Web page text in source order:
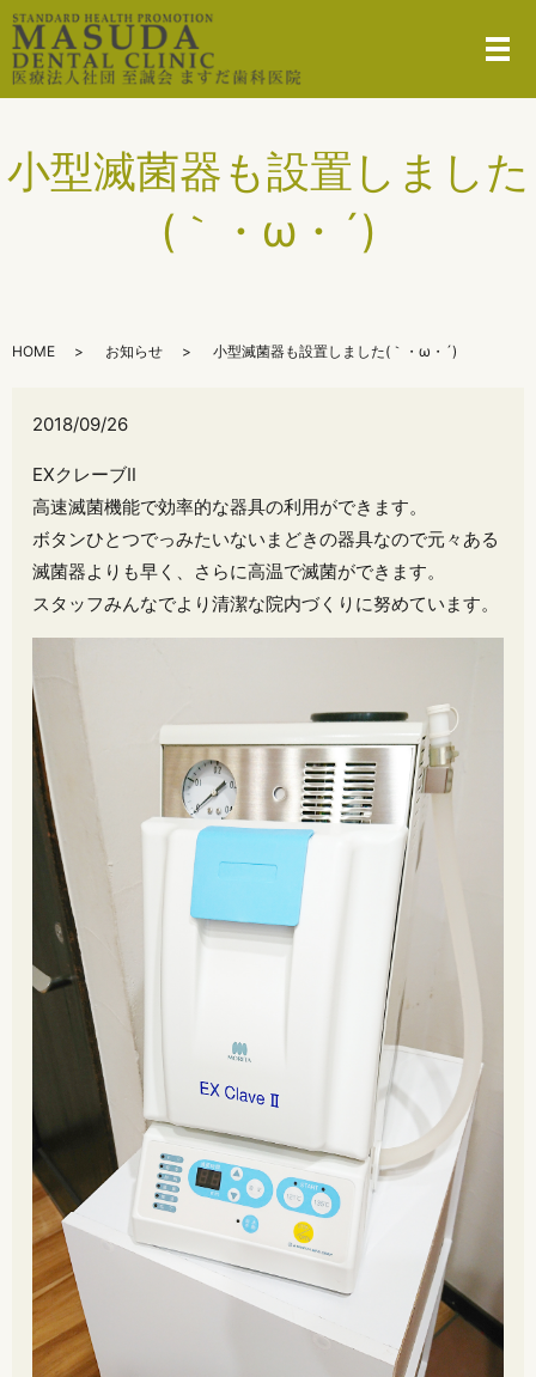
メ
小型滅菌器も設置しました
(｀・ω・´)
HOME お知らせ 小型滅菌器も設置しました(｀・ω・´)
2018/09/26
EXクレーブⅡ
高速滅菌機能で効率的な器具の利用ができます。
ボタンひとつでっみたいないまどきの器具なので元々ある
滅菌器よりも早く、さらに高温で滅菌ができます。
スタッフみんなでより清潔な院内づくりに努めています。